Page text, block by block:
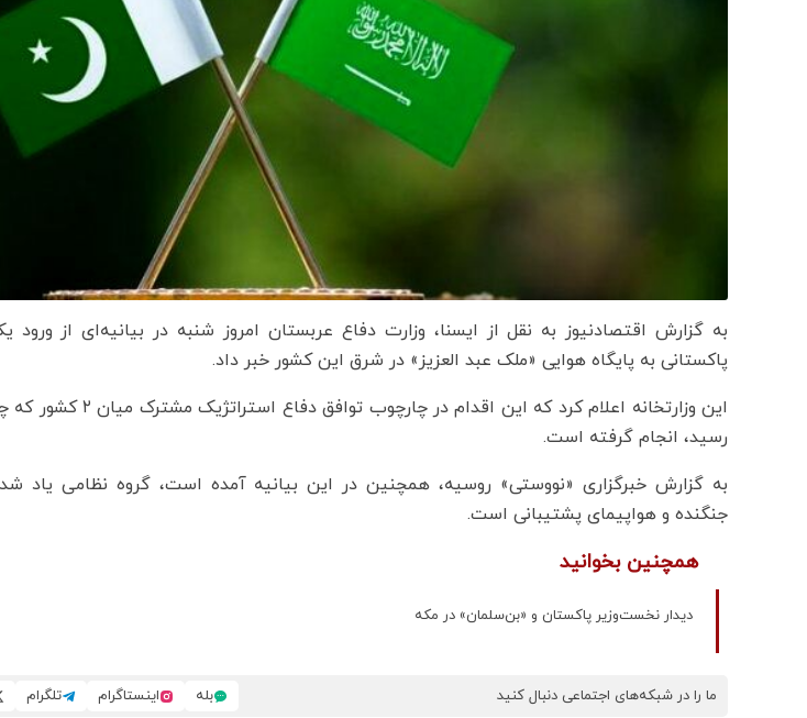
به گزارش اقتصادنیوز به نقل از ایسنا، وزارت دفاع عربستان امروز شنبه در بیانیه‌ای از ورود
پاکستانی به پایگاه هوایی «ملک عبد العزیز» در شرق این کشور خبر داد.
این وزارتخانه اعلام کرد که این
رسید، انجام گرفته است.
به گزارش خبرگزاری «نووستی» روسیه، همچنین در این بیانیه آمده است، گروه نظامی یاد
جنگنده و هواپیمای پشتیبانی است.
همچنین بخوانید
دیدار نخست‌وزیر پاکستان و «بن‌سلمان» در مکه
ما را در شبکه‌های اجتماعی دنبال کنید بله اینستاگرام تلگرام